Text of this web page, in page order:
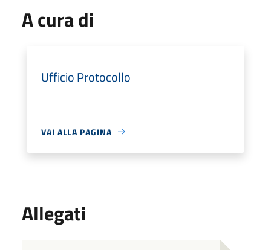
A cura di
Ufficio Protocollo
VAI ALLA PAGINA
Allegati